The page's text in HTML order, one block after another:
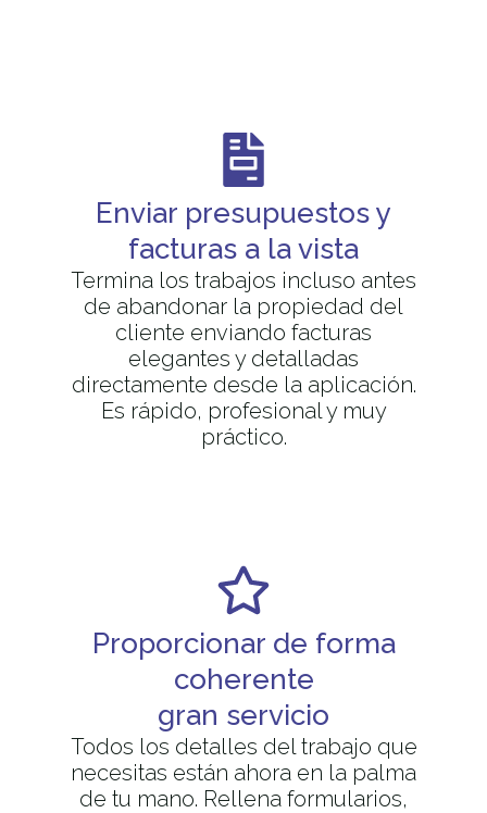
Enviar presupuestos y
facturas a la vista
Termina los trabajos incluso antes
de abandonar la propiedad del
cliente enviando facturas
elegantes y detalladas
directamente desde la aplicación.
Es rápido, profesional y muy
práctico.
Proporcionar de forma
coherente
gran servicio
Todos los detalles del trabajo que
necesitas están ahora en la palma
de tu mano. Rellena formularios,